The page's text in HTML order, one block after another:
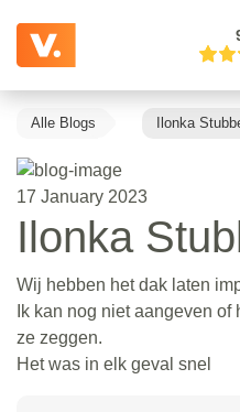
Alle Blogs Ilonka
17 January 2023
Ilonka
Wij hebben het dak laten
Ik kan nog niet aangeven
ze zeggen.
Het was in elk geval snel